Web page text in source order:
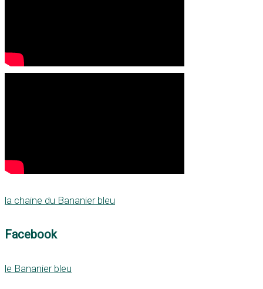
la chaine du Bananier bleu
Facebook
le Bananier bleu